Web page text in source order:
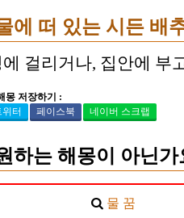
에 떠 있는 시든 배
에 걸리거나, 집안에 부
몽 저장하기 :
위터
페이스북 네이버 스크랩
하는 해몽이 아닌가
물 꿈